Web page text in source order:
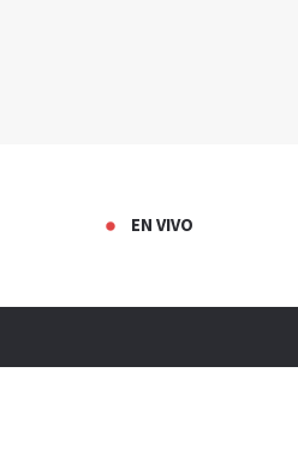
EN VIVO